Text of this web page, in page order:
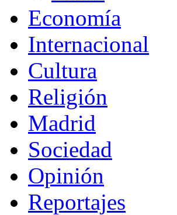
Economía
Internacional
Cultura
Religión
Madrid
Sociedad
Opinión
Reportajes